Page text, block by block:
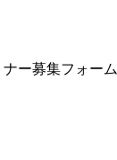
ー募集フォーム